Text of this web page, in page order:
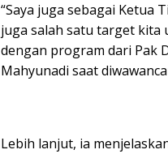
“Saya juga sebagai Ketua
juga salah satu target kita
dengan program dari Pak
Mahyunadi saat
Lebih lanjut, ia